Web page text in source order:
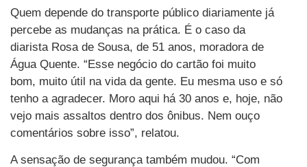
Quem depende do transporte público diariamente já
percebe as mudanças na prática. É o caso da
diarista Rosa de Sousa, de 51 anos, moradora de
Água Quente. “Esse negócio do cartão foi muito
bom, muito útil na vida da gente. Eu mesma uso e só
tenho a agradecer. Moro aqui há 30 anos e, hoje, não
vejo mais assaltos dentro dos ônibus. Nem ouço
comentários sobre isso”, relatou.
A sensação de segurança também mudou. “Com